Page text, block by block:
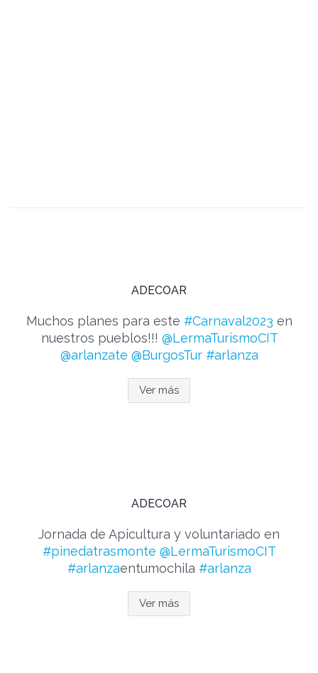
ADECOAR
Muchos planes para este #Carnaval2023 en
nuestros pueblos!!! @LermaTurismoCIT
@arlanzate @BurgosTur #arlanza
Ver más
ADECOAR
Jornada de Apicultura y voluntariado en
#pinedatrasmonte @LermaTurismoCIT
#arlanzaentumochila #arlanza
Ver más